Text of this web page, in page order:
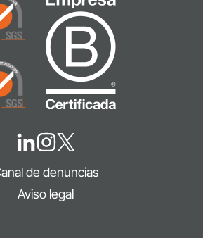
de denuncias
Aviso legal